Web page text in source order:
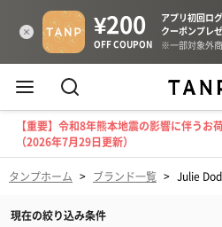
【重要】令和8年熊本地震の影響に伴うお
（2026年7月29日更新）
タンプホーム > ブランド一覧 > Julie
現在の絞り込み条件